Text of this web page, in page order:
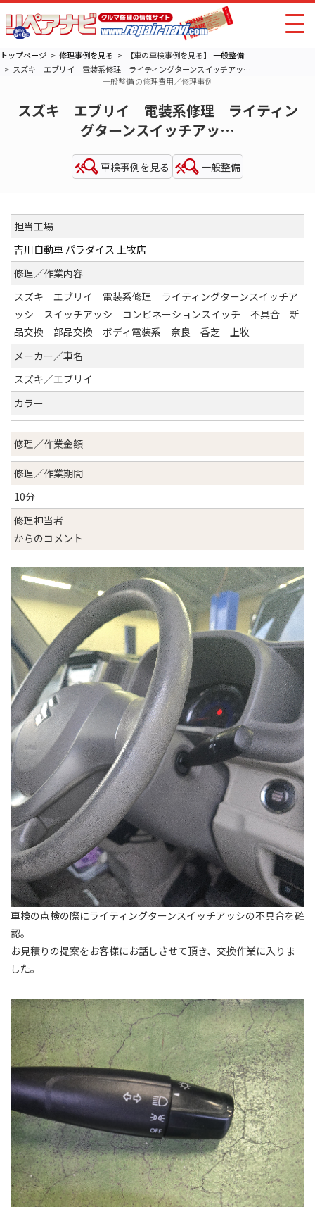
トップページ 修理事例を見る 【車の車検事例を見る】一般整備
スズキ エブリイ 電装系修理 ライティングターンスイッチアッ…
一般整備 の修理費用／修理事例
スズキ エブリイ 電装系修理 ライティン
グターンスイッチアッ…
車検事例を見る 一般整備
担当工場
吉川自動車 パラダイス 上牧店
修理／作業内容
スズキ エブリイ 電装系修理 ライティングターンスイッチア
ッシ スイッチアッシ コンビネーションスイッチ 不具合 新
品交換 部品交換 ボディ電装系 奈良 香芝 上牧
メーカー／車名
スズキ／エブリイ
カラー
修理／作業金額
修理／作業期間
10分
修理担当者
からのコメント
車検の点検の際にライティングターンスイッチアッシの不具合を確
認。
お見積りの提案をお客様にお話しさせて頂き、交換作業に入りま
した。